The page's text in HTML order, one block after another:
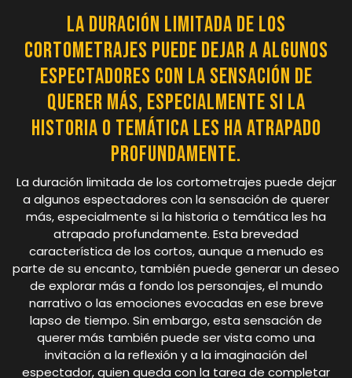
La duración limitada de los
cortometrajes puede dejar a algunos
espectadores con la sensación de
querer más, especialmente si la
historia o temática les ha atrapado
profundamente.
La duración limitada de los cortometrajes puede dejar
a algunos espectadores con la sensación de querer
más, especialmente si la historia o temática les ha
atrapado profundamente. Esta brevedad
característica de los cortos, aunque a menudo es
parte de su encanto, también puede generar un deseo
de explorar más a fondo los personajes, el mundo
narrativo o las emociones evocadas en ese breve
lapso de tiempo. Sin embargo, esta sensación de
querer más también puede ser vista como una
invitación a la reflexión y a la imaginación del
espectador, quien queda con la tarea de completar